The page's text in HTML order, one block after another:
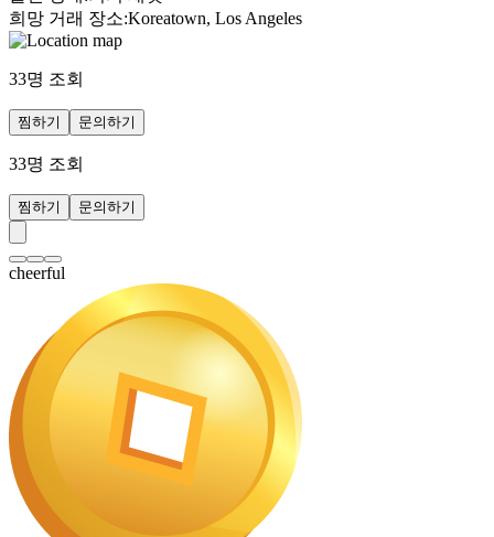
희망 거래 장소:Koreatown, Los Angeles
33명 조회
찜하기 문의하기
33명 조회
찜하기 문의하기
cheerful